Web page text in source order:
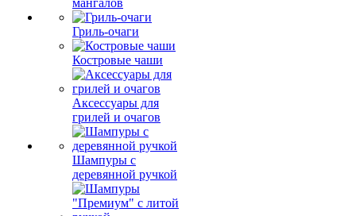
мангалов
Гриль-очаги
Костровые чаши
Аксессуары для
грилей и очагов
Шампуры с
деревянной ручкой